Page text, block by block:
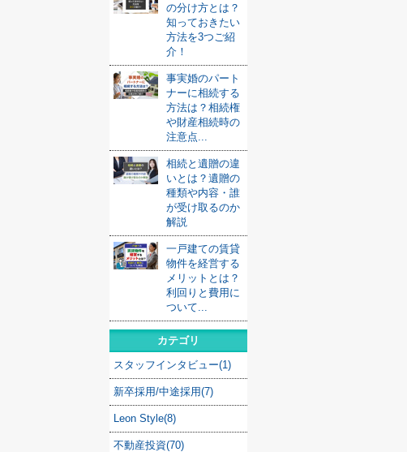
の分け方とは？
知っておきたい
方法を3つご紹
介！
事実婚のパート
ナーに相続する
方法は？相続権
や財産相続時の
注意点...
相続と遺贈の違
いとは？遺贈の
種類や内容・誰
が受け取るのか
解説
一戸建ての賃貸
物件を経営する
メリットとは？
利回りと費用に
ついて...
カテゴリ
スタッフインタビュー(1)
新卒採用/中途採用(7)
Leon Style(8)
不動産投資(70)